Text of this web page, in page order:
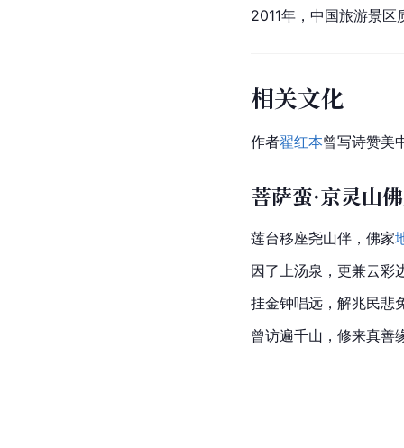
2011年， 中国旅游景区
相关文化
作者翟红本曾写诗赞美
菩萨蛮·京灵山
莲台移座尧山伴，佛家
因了上汤泉，更兼云彩
挂金钟唱远，解兆民悲
曾访遍千山，修来真善